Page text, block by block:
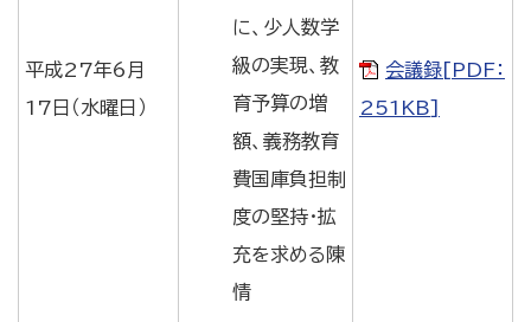
平成27年6月
17日（水曜日）
に、少人数学
級の実現、教
育予算の増
額、義務教育
費国庫負担制
度の堅持・拡
充を求める陳
情
会議録[PDF：
251KB]